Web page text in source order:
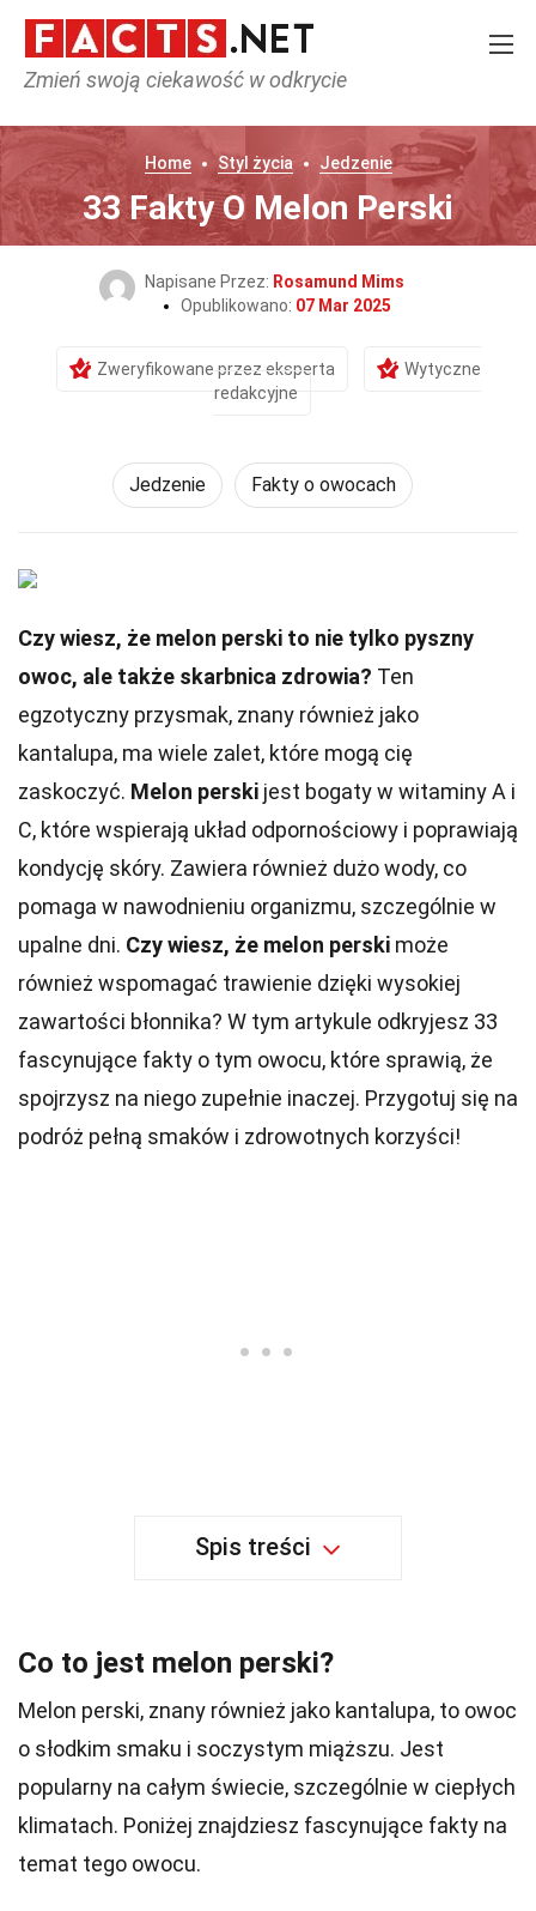
Zmień swoją ciekawość w odkrycie
Home Styl życia Jedzenie
33 Fakty O Melon Perski
Napisane Przez: Rosamund Mims
Opublikowano: 07 Mar 2025
Zweryfikowane przez eksperta
Wytyczne
redakcyjne
Jedzenie Fakty o owocach
Czy wiesz, że melon perski to nie tylko pyszny
owoc, ale także skarbnica zdrowia? Ten
egzotyczny przysmak, znany również jako
kantalupa, ma wiele zalet, które mogą cię
zaskoczyć. Melon perski jest bogaty w witaminy A i
C, które wspierają układ odpornościowy i poprawiają
kondycję skóry. Zawiera również dużo wody, co
pomaga w nawodnieniu organizmu, szczególnie w
upalne dni. Czy wiesz, że melon perski może
również wspomagać trawienie dzięki wysokiej
zawartości błonnika? W tym artykule odkryjesz 33
fascynujące fakty o tym owocu, które sprawią, że
spojrzysz na niego zupełnie inaczej. Przygotuj się na
podróż pełną smaków i zdrowotnych korzyści!
Spis treści
Co to jest melon perski?
Melon perski, znany również jako kantalupa, to owoc
o słodkim smaku i soczystym miąższu. Jest
popularny na całym świecie, szczególnie w ciepłych
klimatach. Poniżej znajdziesz fascynujące fakty na
temat tego owocu.